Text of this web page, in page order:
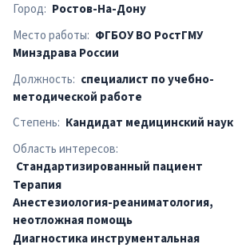
Город: Ростов-На-Дону
Место работы: ФГБОУ ВО РостГМУ
Минздрава России
Должность: специалист по учебно-
методической работе
Степень: Кандидат медицинский наук
Область интересов:
Стандартизированный пациент
Терапия
Анестезиология-реаниматология,
неотложная помощь
Диагностика инструментальная